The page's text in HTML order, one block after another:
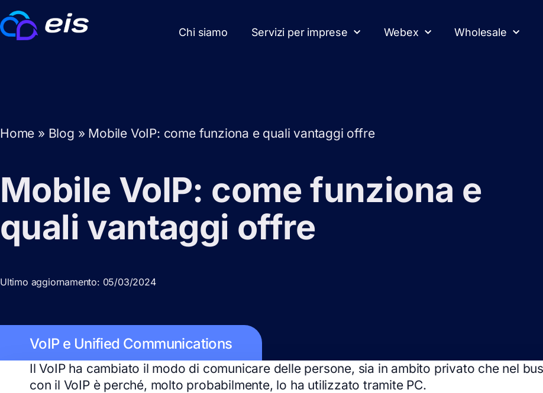
Chi siamo Servizi per imprese Webex Wholesale
Home » Blog » Mobile VoIP: come funziona e quali vantaggi offre
Mobile VoIP: come funziona e
quali vantaggi offre
Ultimo aggiornamento: 05/03/2024
VoIP e Unified Communications
Il VoIP ha cambiato il modo di comunicare delle persone, sia in ambito privato che nel
con il VoIP è perché, molto probabilmente, lo ha utilizzato tramite PC.